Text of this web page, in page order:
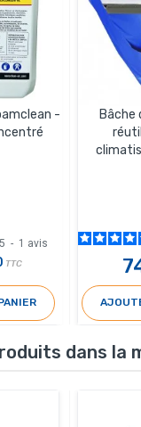
-
5 - 1 avis
TTC
Bâche
dans la